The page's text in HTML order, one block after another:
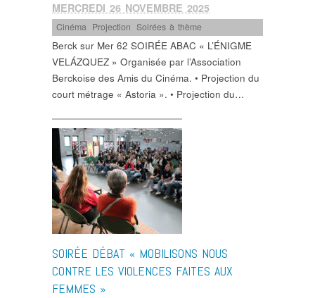
MERCREDI 26 NOVEMBRE 2025
Cinéma Projection ,Soirées à thème
Berck sur Mer 62 SOIRÉE ABAC « L’ÉNIGME
VELÁZQUEZ » Organisée par l’Association
Berckoise des Amis du Cinéma. • Projection du
court métrage « Astoria ». • Projection du…
SOIRÉE DÉBAT « MOBILISONS NOUS
CONTRE LES VIOLENCES FAITES AUX
FEMMES »